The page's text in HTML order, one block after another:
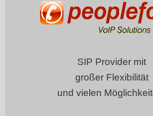
SIP Provider mit
großer Flexibilität
und vielen